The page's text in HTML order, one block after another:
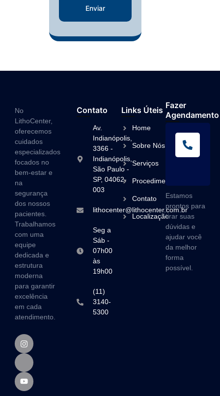
Enviar
No
LithoCenter,
oferecemos
cuidados
especializados
focados no
bem-estar e
na
segurança
dos nossos
pacientes.
Trabalhamos
com uma
equipe
dedicada e
estrutura
moderna
para garantir
excelência
em cada
atendimento.
Contato
Av.
Indianópolis,
3366 -
Indianópolis,
São Paulo -
SP, 04062-
003
lithocenter@lithocenter.com.br
Seg a
Sáb -
07h00
às
19h00
(11)
3140-
5300
Links Úteis
Home
Sobre Nós
Serviços
Procedimentos
Contato
Localização
Fazer
Agendamento
Estamos
prontos para
tirar suas
dúvidas e
ajudar você
da melhor
forma
possível.